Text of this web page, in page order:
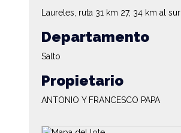
Laureles, ruta 31 km 27, 34 km al sur
Departamento
Salto
Propietario
ANTONIO Y FRANCESCO PAPA